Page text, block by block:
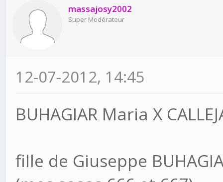
massajosy2002
Super Modérateur
12-07-2012, 14:45
BUHAGIAR Maria X
fille de Giuseppe